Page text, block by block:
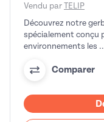
Vendu par TELIP
Découvrez notre
spécialement conçu
environnements les
Comparer